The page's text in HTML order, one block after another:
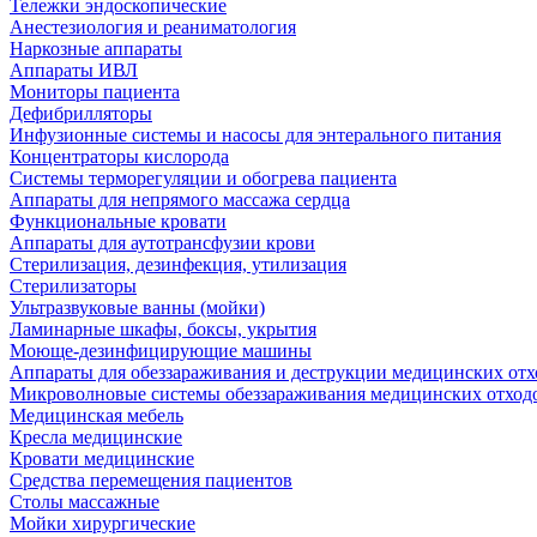
Тележки эндоскопические
Анестезиология и реаниматология
Наркозные аппараты
Аппараты ИВЛ
Мониторы пациента
Дефибрилляторы
Инфузионные системы и насосы для энтерального питания
Концентраторы кислорода
Системы терморегуляции и обогрева пациента
Аппараты для непрямого массажа сердца
Функциональные кровати
Аппараты для аутотрансфузии крови
Стерилизация, дезинфекция, утилизация
Стерилизаторы
Ультразвуковые ванны (мойки)
Ламинарные шкафы, боксы, укрытия
Моюще-дезинфицирующие машины
Аппараты для обеззараживания и деструкции медицинских
Микроволновые системы обеззараживания медицинских
Медицинская мебель
Кресла медицинские
Кровати медицинские
Средства перемещения пациентов
Столы массажные
Мойки хирургические